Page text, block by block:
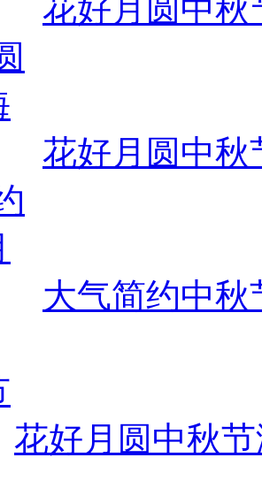
花好月圆中秋
花好月圆中秋
大气简约中秋
花好月圆中秋